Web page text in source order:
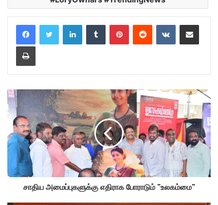
LinkedInTumblr PinterestReddit VKontakteShare via Email
Print
சாதிய அமைப்புகளுக்கு எதிராக போராடும் "உலகம்மை"